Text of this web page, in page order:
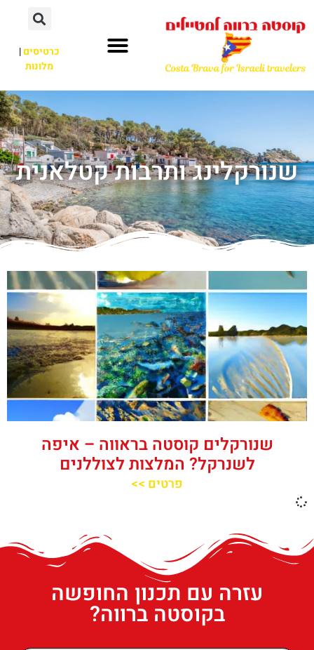
כרטיסים|
מלונות
שנורקלינג ותרבות קטלאנית
שנורקלים קוסטה בראווה – איפה
לשנרקל? המלצות לצוללנים
פרטים >>
עזרה עם תכנון החופשה
בקוסטה ברווה?